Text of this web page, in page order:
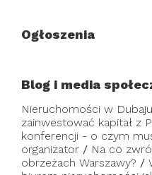
Ogłoszenia
Blog i media
Nieruchomości w
zainwestować kapitał z
konferencji - o czym
organizator / Na co
obrzeżach Warszawy? /